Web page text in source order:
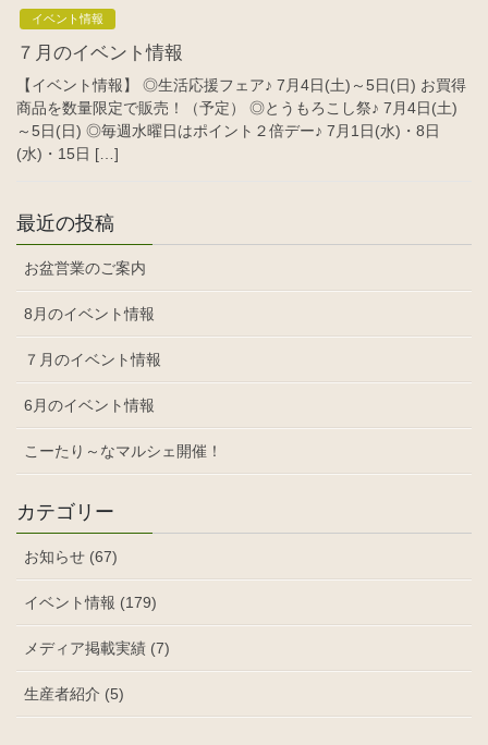
イベント情報
７月のイベント情報
【イベント情報】 ◎生活応援フェア♪ 7月4日(土)～5日(日) お買得
商品を数量限定で販売！（予定） ◎とうもろこし祭♪ 7月4日(土)
～5日(日) ◎毎週水曜日はポイント２倍デー♪ 7月1日(水)・8日
(水)・15日 […]
最近の投稿
お盆営業のご案内
8月のイベント情報
７月のイベント情報
6月のイベント情報
こーたり～なマルシェ開催！
カテゴリー
お知らせ (67)
イベント情報 (179)
メディア掲載実績 (7)
生産者紹介 (5)